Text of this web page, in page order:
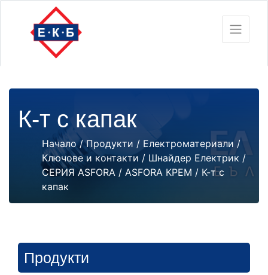
К-т с капак
Начало/Продукти / Електроматериали/
Ключове и контакти / Шнайдер Електрик /
СЕРИЯ ASFORA / ASFORA КРЕМ / К-т с
капак
Продукти